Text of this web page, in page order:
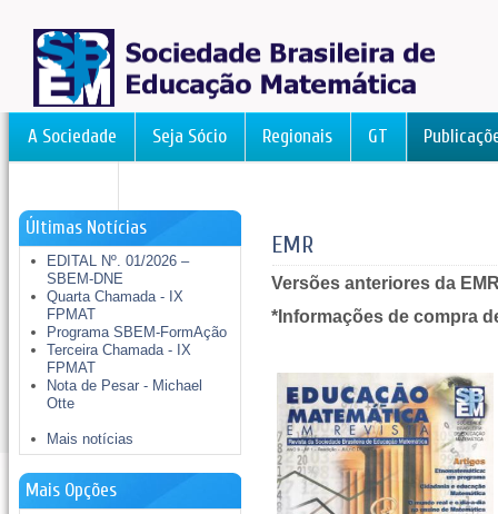
A Sociedade Seja Sócio Regionais GT
Últimas Notícias
EDITAL Nº. 01/2026 –
SBEM-DNE
Quarta Chamada - IX
FPMAT
Programa SBEM-FormAção
Terceira Chamada - IX
FPMAT
Nota de Pesar - Michael
Otte
Mais notícias
Mais Opções
EMR
Versões anteriores da
*Informações de compra